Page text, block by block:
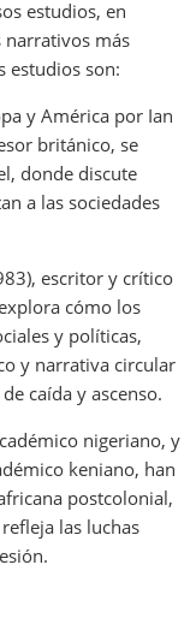
estudios, en
narrativos más
estudios son:
y América por Ian
británico, se
donde discute
a las sociedades
escritor y crítico
cómo los
y políticas,
y narrativa circular
caída y ascenso.
nigeriano, y
keniano, han
postcolonial,
las luchas